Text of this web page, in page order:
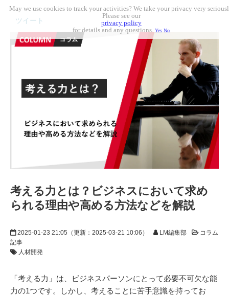
ツイート
考える力とは？ビジネスにおいて求め
られる理由や高める方法などを解説
2025-01-23 21:05 （更新： 2025-03-21 10:06 ） LM編集部
コラム
記事
人材開発
「考える力」は、ビジネスパーソンにとって必要不可欠な能
力の1つです。しかし、考えることに苦手意識を持ってお
May we use cookies to track your activities? We take your privacy very
Please see our
privacy policy
for details and any questions.Yes No